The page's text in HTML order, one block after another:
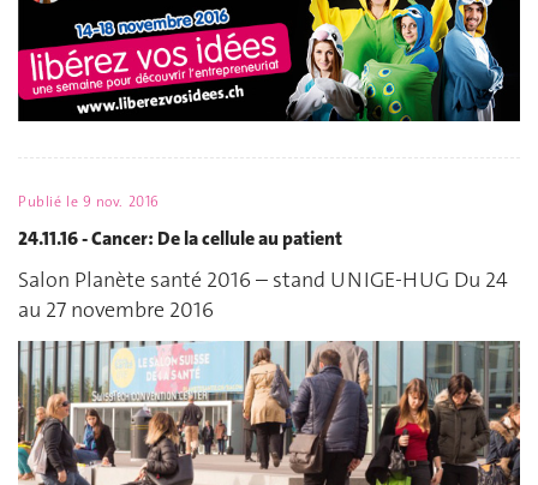
Publié le 9 nov. 2016
24.11.16 - Cancer: De la cellule au patient
Salon Planète santé 2016 – stand UNIGE-HUG Du 24
au 27 novembre 2016